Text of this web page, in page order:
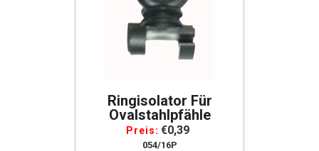
Ringisolator Für
Ovalstahlpfähle
Preis: €0,39
054/16P